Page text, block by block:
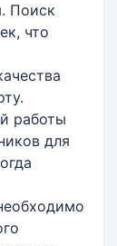
Поиск
что
работы
для